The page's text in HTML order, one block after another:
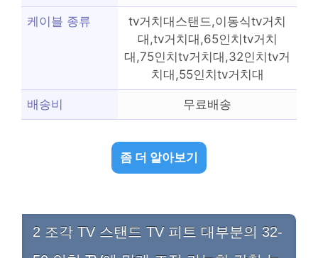
케이블 종류
tv거치대스탠드,이동식tv거치
대,tv거치대,65인치tv거치
대,75인치tv거치대,32인치tv거
치대,55인치tv거치대
배송비 무료배송
좀 더 알아보기
2 조각 TV 스탠드 TV 피트 대부분의 32-